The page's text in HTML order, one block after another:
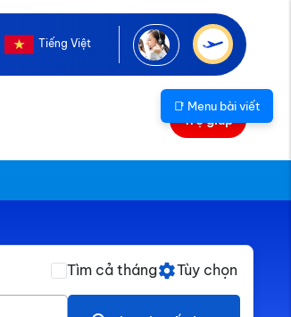
Tiếng Việt
Trợ giúp
Tìm cả tháng Tùy chọn
📑 Menu bài viết